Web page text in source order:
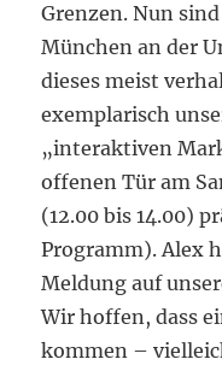
Grenzen. Nun
München an der
dieses meist
exemplarisch
„interaktiven
offenen Tür am
(12.00 bis 14.00)
Programm). Alex
Meldung auf
Wir hoffen, dass
kommen –